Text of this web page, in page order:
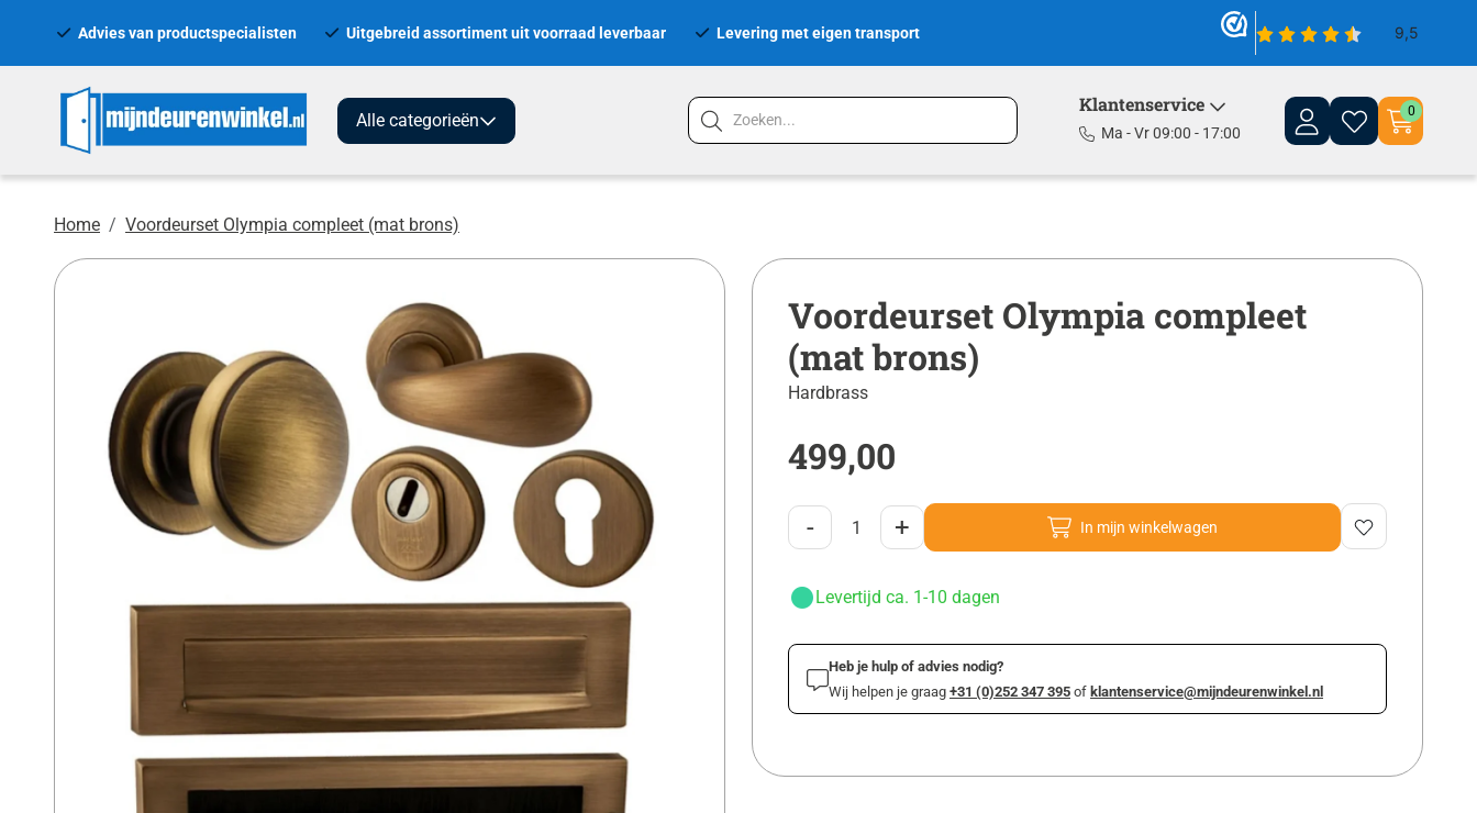
Advies van productspecialisten Uitgebreid assortiment uit voorraad leverbaar Levering met eigen transport
Alle categorieën
Klantenservice
Ma - Vr 09:00 - 17:00
0
Home Voordeurset Olympia compleet (mat brons)
Voordeurset Olympia compleet
(mat brons)
Hardbrass
499,00
- + In mijn winkelwagen
Levertijd ca. 1-10 dagen
Heb je hulp of advies nodig?
Wij helpen je graag +31 (0)252 347 395 of klantenservice@mijndeurenwinkel.nl